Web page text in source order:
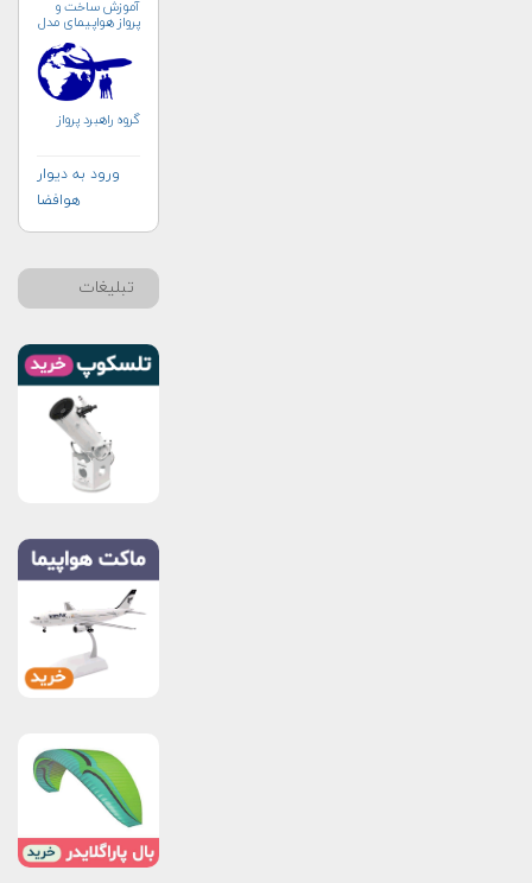
آموزش ساخت و
پرواز هواپیمای مدل
گروه راهبرد پرواز
ورود به دیوار
هوافضا
تبلیغات